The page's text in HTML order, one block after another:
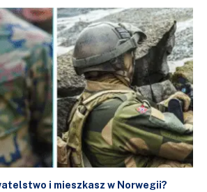
i mieszkasz w Norwegii?